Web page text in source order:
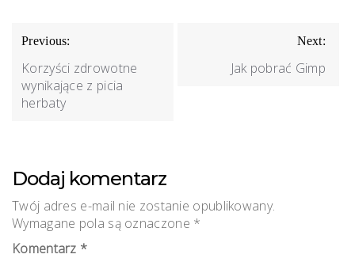
Nawigacja
wpisu
Previous:
Korzyści zdrowotne
wynikające z picia
herbaty
Next:
Jak pobrać Gimp
Dodaj komentarz
Twój adres e-mail nie zostanie opublikowany.
Wymagane pola są oznaczone *
Komentarz *